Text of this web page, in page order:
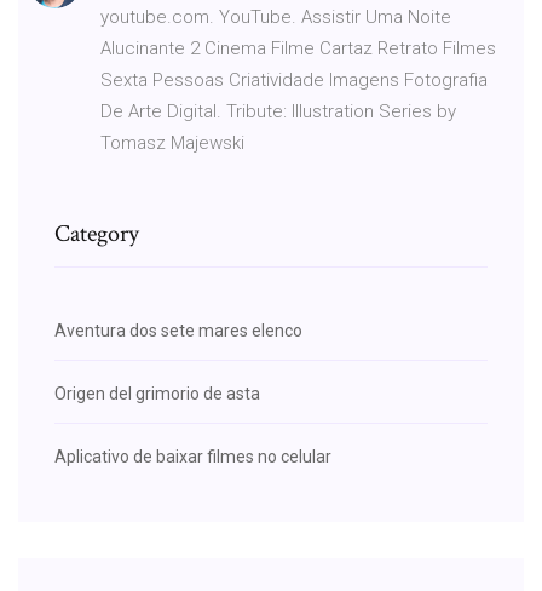
youtube.com. YouTube. Assistir Uma Noite
Alucinante 2 Cinema Filme Cartaz Retrato Filmes
Sexta Pessoas Criatividade Imagens Fotografia
De Arte Digital. Tribute: Illustration Series by
Tomasz Majewski
Category
Aventura dos sete mares elenco
Origen del grimorio de asta
Aplicativo de baixar filmes no celular